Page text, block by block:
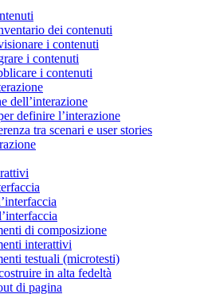
dei contenuti
i contenuti
i contenuti
i contenuti
dell’interazione
definire l’interazione
tra scenari e user stories
di composizione
interattivi
testuali (microtesti)
in alta fedeltà
di pagina